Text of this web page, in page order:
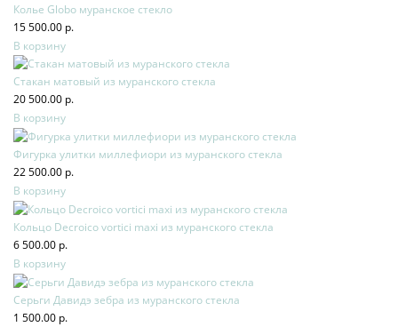
Колье Globo муранское стекло
15 500.00 р.
В корзину
Стакан матовый из муранского стекла
20 500.00 р.
В корзину
Фигурка улитки миллефиори из муранского стекла
22 500.00 р.
В корзину
Кольцо Decroico vortici maxi из муранского стекла
6 500.00 р.
В корзину
Серьги Давидэ зебра из муранского стекла
1 500.00 р.